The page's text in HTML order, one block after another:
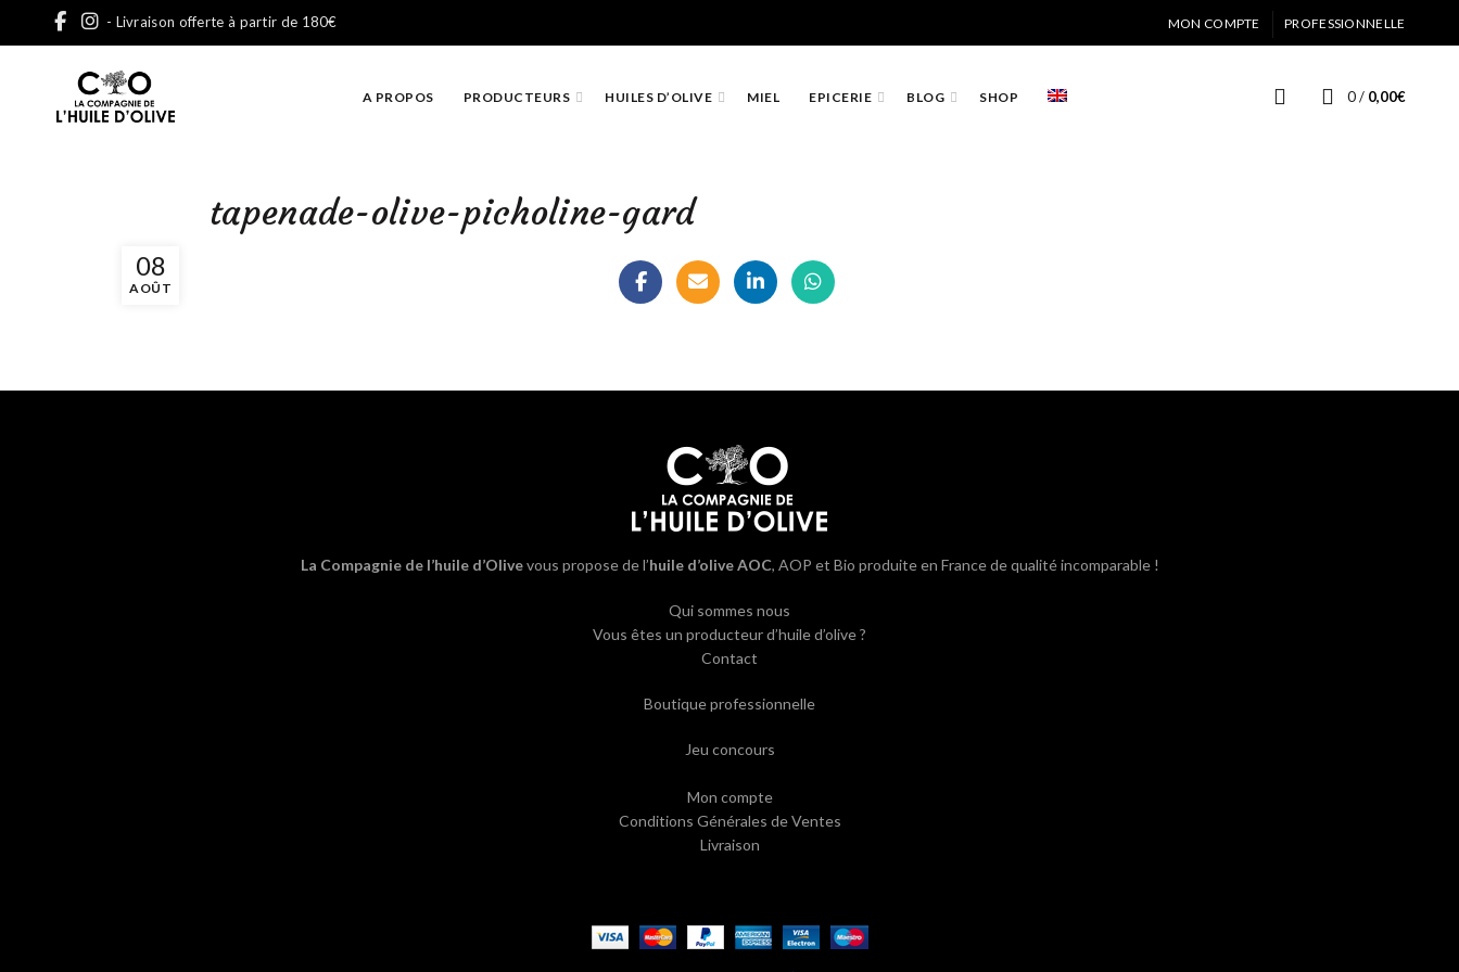
- Livraison offerte à partir de 180€ MON COMPTE PROFESSIONNELLE
A PROPOS PRODUCTEURS HUILES D’OLIVE MIEL EPICERIE BLOG SHOP 0 / 0,00€
08
AOÛT
tapenade-olive-picholine-gard
La Compagnie de l’huile d’Olivevous propose de l’huile d’olive AOC, AOP et Bio produite en France de qualité incomparable !
Qui sommes nous
Vous êtes un producteur d’huile d’olive ?
Contact
Boutique professionnelle
Jeu concours
Mon compte
Conditions Générales de Ventes
Livraison